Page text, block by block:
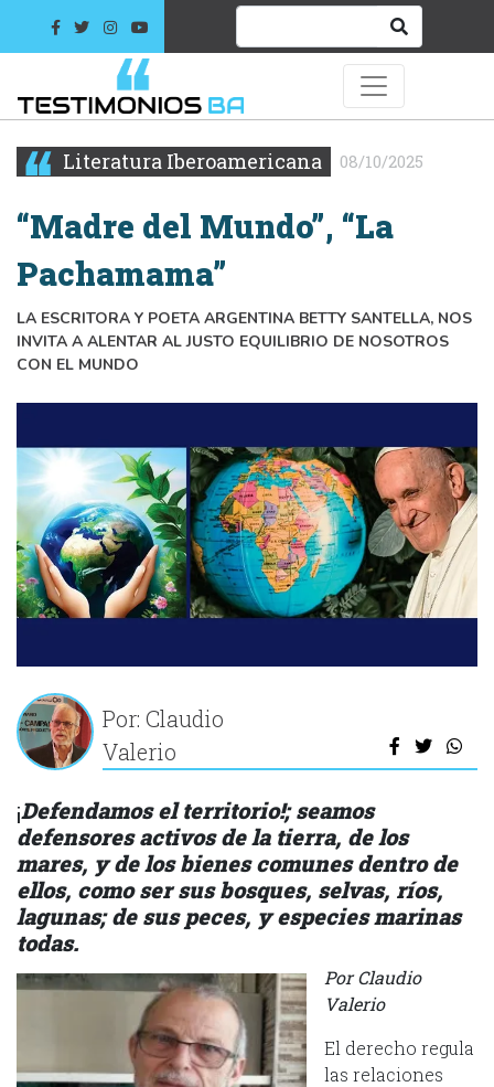
Literatura Iberoamericana 08/10/2025
“Madre del Mundo”, “La
Pachamama”
LA ESCRITORA Y POETA ARGENTINA BETTY SANTELLA, NOS
INVITA A ALENTAR AL JUSTO EQUILIBRIO DE NOSOTROS
CON EL MUNDO
Por: Claudio
Valerio
¡Defendamos el territorio!; seamos
defensores activos de la tierra, de los
mares, y de los bienes comunes dentro de
ellos, como ser sus bosques, selvas, ríos,
lagunas; de sus peces, y especies marinas
todas.
Por Claudio
Valerio
El derecho regula
las relaciones